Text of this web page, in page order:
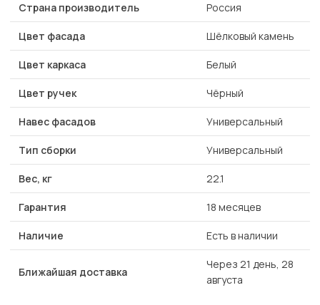
Страна производитель Россия
Цвет фасада Шёлковый камень
Цвет каркаса Белый
Цвет ручек Чёрный
Навес фасадов Универсальный
Тип сборки Универсальный
Вес, кг 22.1
Гарантия 18 месяцев
Наличие Есть в наличии
Ближайшая доставка
Через 21 день, 28
августа